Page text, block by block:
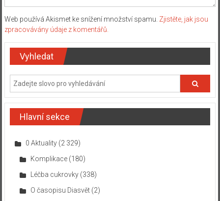
Web používá Akismet ke snížení množství spamu. Zjistěte, jak jsou
zpracovávány údaje z komentářů.
Vyhledat
Hlavní sekce
0 Aktuality(2 329)
Komplikace(180)
Léčba cukrovky(338)
O časopisu Diasvět(2)